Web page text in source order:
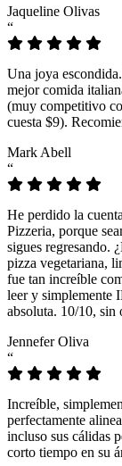
Jaqueline Olivas
“
Una joya
mejor comida
(muy competitivo
cuesta $9).
Mark Abell
“
He perdido la
Pizzeria, porque
sigues regresando.
pizza vegetariana,
fue tan increíble
leer y simplemente
absoluta. 10/10, sin
Jennefer Oliva
“
Increíble,
perfectamente
incluso sus cálidas
corto tiempo en su